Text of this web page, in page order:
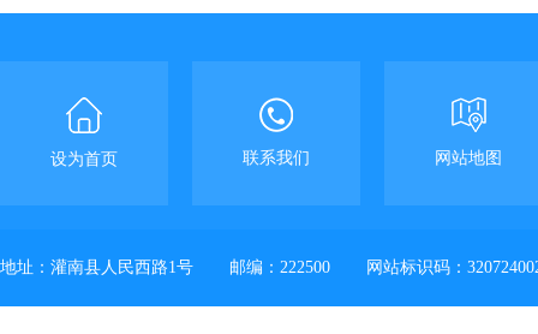
设为首页 联系我们 网站地图
地址：灌南县人民西路1号 邮编：222500 网站标识码：